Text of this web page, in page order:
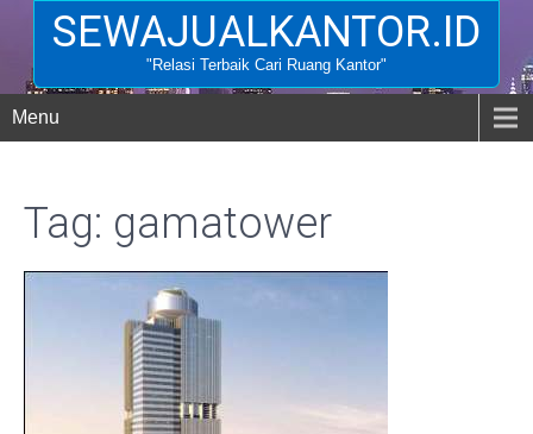
SEWAJUALKANTOR.ID
"Relasi Terbaik Cari Ruang Kantor"
Menu
Tag: gamatower